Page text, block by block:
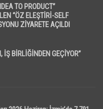
TO PRODUCT”
“ÖZ ELEŞTİRİ-SELF
ZİYARETE AÇILDI
BİRLİĞİNDEN GEÇİYOR”